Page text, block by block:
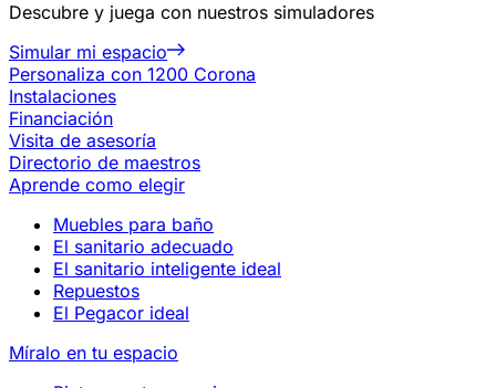
Descubre y juega con nuestros simuladores
Simular mi espacio
Personaliza con 1200 Corona
Instalaciones
Financiación
Visita de asesoría
Directorio de maestros
Aprende como elegir
Muebles para baño
El sanitario adecuado
El sanitario inteligente ideal
Repuestos
El Pegacor ideal
Míralo en tu espacio